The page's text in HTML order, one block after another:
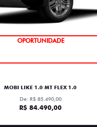
OPORTUNIDADE
MOBI LIKE 1.0 MT FLEX 1.0
De: R$ 85.490,00
R$ 84.490,00